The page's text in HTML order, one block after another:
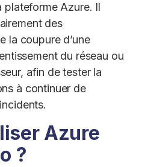
plateforme Azure. Il
des
la coupure d’une
du réseau ou
afin de tester la
à continuer de
Azure
?